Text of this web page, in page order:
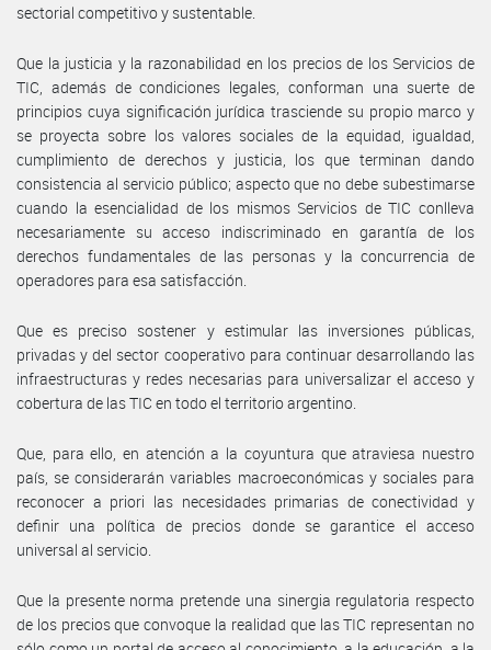
sectorial competitivo y sustentable.
Que la justicia y la razonabilidad en los precios de los Servicios de
TIC, además de condiciones legales, conforman una suerte de
principios cuya significación jurídica trasciende su propio marco y
se proyecta sobre los valores sociales de la equidad, igualdad,
cumplimiento de derechos y justicia, los que terminan dando
consistencia al servicio público; aspecto que no debe subestimarse
cuando la esencialidad de los mismos Servicios de TIC conlleva
necesariamente su acceso indiscriminado en garantía de los
derechos fundamentales de las personas y la concurrencia de
operadores para esa satisfacción.
Que es preciso sostener y estimular las inversiones públicas,
privadas y del sector cooperativo para continuar desarrollando las
infraestructuras y redes necesarias para universalizar el acceso y
cobertura de las TIC en todo el territorio argentino.
Que, para ello, en atención a la coyuntura que atraviesa nuestro
país, se considerarán variables macroeconómicas y sociales para
reconocer a priori las necesidades primarias de conectividad y
definir una política de precios donde se garantice el acceso
universal al servicio.
Que la presente norma pretende una sinergia regulatoria respecto
de los precios que convoque la realidad que las TIC representan no